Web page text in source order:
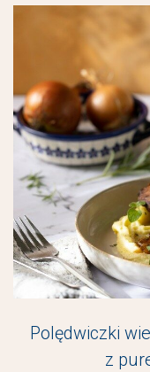
Polędwiczki
z